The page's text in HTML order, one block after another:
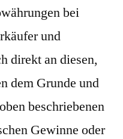
bei
und
direkt an diesen,
dem Grunde und
beschriebenen
Gewinne oder